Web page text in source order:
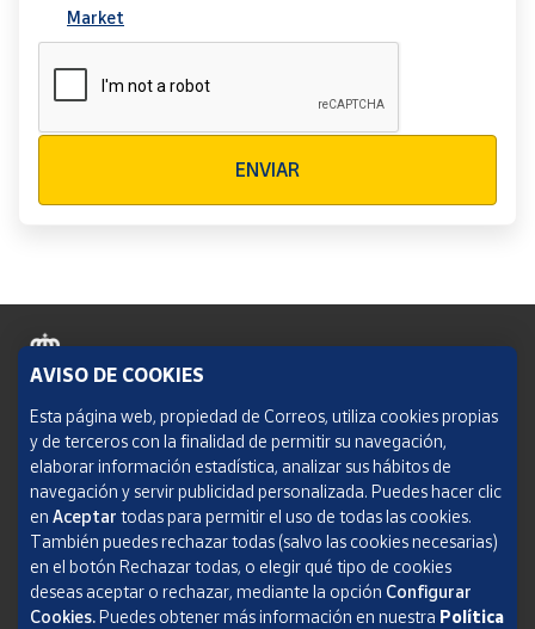
Market
ENVIAR
Política de cookies
Aviso legal
Condiciones del servicio
Política de Privacidad Web
Informe de transparencia
AVISO DE COOKIES
Esta página web, propiedad de Correos, utiliza cookies propias
y de terceros con la finalidad de permitir su navegación,
elaborar información estadística, analizar sus hábitos de
navegación y servir publicidad personalizada. Puedes hacer clic
en Aceptar todas para permitir el uso de todas las cookies.
También puedes rechazar todas (salvo las cookies necesarias)
en el botón Rechazar todas, o elegir qué tipo de cookies
deseas aceptar o rechazar, mediante la opción Configurar
Cookies.Puedes obtener más información en nuestra Política